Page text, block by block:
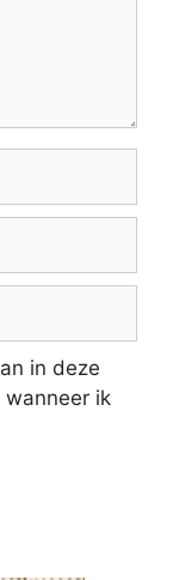
in deze
ik